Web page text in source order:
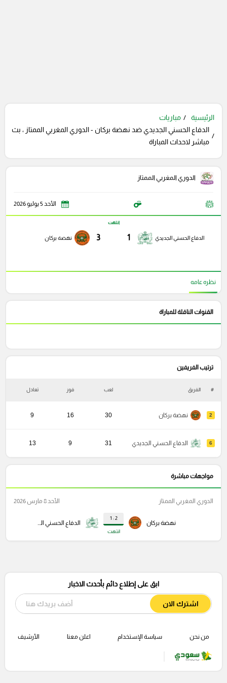
الرئيسية
مباريات
الدفاع الحسني الجديدي ضد نهضة بركان - الدوري المغربي الممتاز ، بث
مباشر لاحداث المباراة
الدوري المغربي الممتاز
الأحد 5 يوليو 2026
الدفاع الحسني الجديدي 1
انتهت
3 نهضة بركان
نظره عامه
القنوات الناقلة للمباراة
ترتيب الفريفين
# الفريق لعب فوز تعادل
2 نهضة بركان 30
16
9
6 الدفاع الحسني الجديدي 31
9
13
مواجهات مباشرة
نهضة بركان
2 : 1
انتهت
الدوري المغربي الممتاز الأحد 8 مارس 2026
ابق على إطلاع دائم بأحدث الاخبار
اشترك الان
من نحن سياسة الإستخدام اعلن معنا الأرشيف